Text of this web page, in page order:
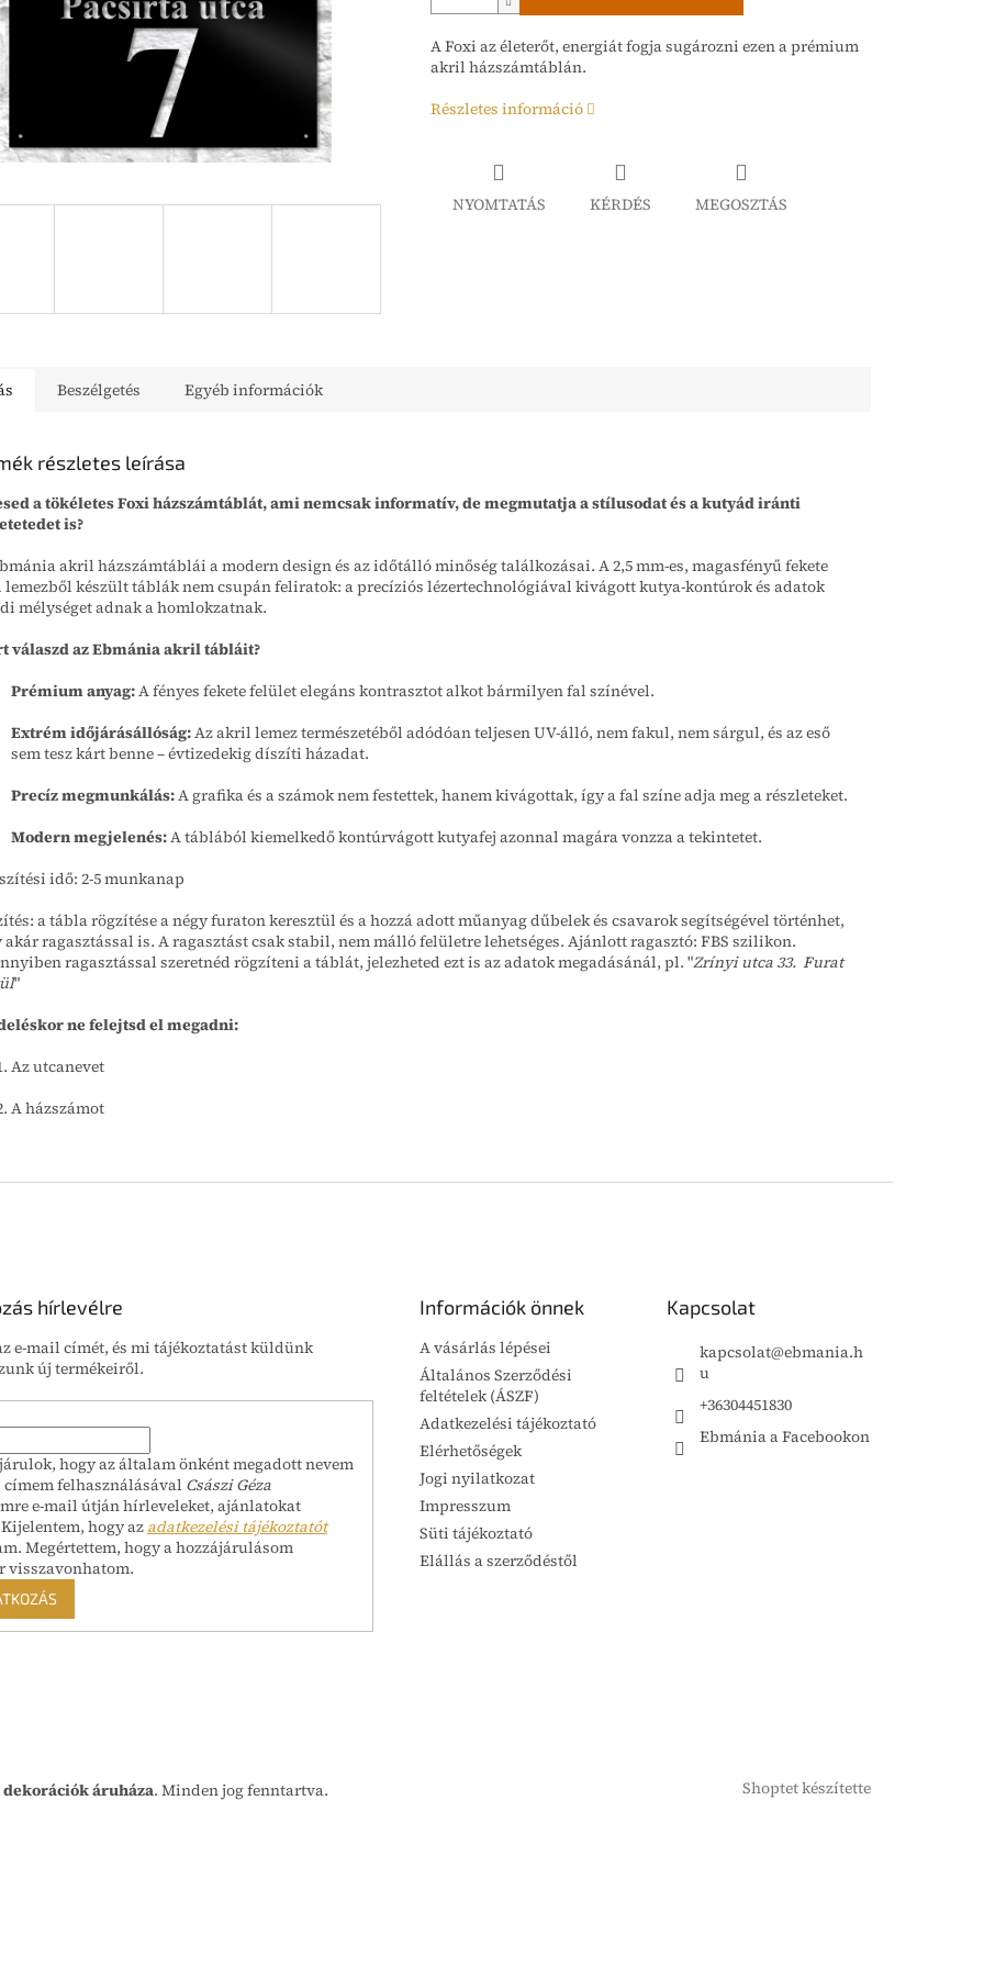
A Foxi az életerőt, energiát fogja sugározni ezen a prémium
akril házszámtáblán.
Részletes információ
NYOMTATÁS KÉRDÉS MEGOSZTÁS
Beszélgetés Egyéb információk
részletes leírása
a tökéletes Foxi házszámtáblát, ami nemcsak informatív, de megmutatja a stílusodat és a kutyád iránti
is?
akril házszámtáblái a modern design és az időtálló minőség találkozásai. A 2,5 mm-es, magasfényű fekete
készült táblák nem csupán feliratok: a precíziós lézertechnológiával kivágott kutya-kontúrok és adatok
mélységet adnak a homlokzatnak.
válaszd az Ebmánia akril tábláit?
Prémium anyag:A fényes fekete felület elegáns kontrasztot alkot bármilyen fal színével.
Extrém időjárásállóság:Az akril lemez természetéből adódóan teljesen UV-álló, nem fakul, nem sárgul, és az eső
sem tesz kárt benne – évtizedekig díszíti házadat.
Precíz megmunkálás:A grafika és a számok nem festettek, hanem kivágottak, így a fal színe adja meg a részleteket.
Modern megjelenés:A táblából kiemelkedő kontúrvágott kutyafej azonnal magára vonzza a tekintetet.
idő: 2-5 munkanap
a tábla rögzítése a négy furaton keresztül és a hozzá adott műanyag dűbelek és csavarok segítségével történhet,
akár ragasztással is. A ragasztást csak stabil, nem málló felületre lehetséges. Ajánlott ragasztó: FBS szilikon.
ragasztással szeretnéd rögzíteni a táblát, jelezheted ezt is az adatok megadásánál, pl. "Zrínyi utca 33. Furat
"
ne felejtsd el megadni:
Az utcanevet
A házszámot
hírlevélre
e-mail címét, és mi tájékoztatást küldünk
új termékeiről.
hogy az általam önként megadott nevem
címem felhasználásával Császi Géza
e-mail útján hírleveleket, ajánlatokat
hogy azadatkezelési tájékoztatót
Megértettem, hogy a hozzájárulásom
visszavonhatom.
Információk önnek
A vásárlás lépései
Általános Szerződési
feltételek (ÁSZF)
Adatkezelési tájékoztató
Elérhetőségek
Jogi nyilatkozat
Impresszum
Süti tájékoztató
Elállás a szerződéstől
Kapcsolat
kapcsolat@ebmania.h
u
+36304451830
Ebmánia a Facebookon
Shoptet készítette
áruháza. Minden jog fenntartva.